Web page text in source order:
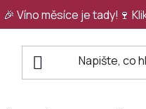
🎉 Víno měsíce je tady!🍷